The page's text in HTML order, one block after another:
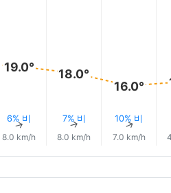
19.0°
6% 비
↑
8.0 km/h
18.0°
7% 비
↑
8.0 km/h
16.0°
10% 비
↑
7.0 km/h